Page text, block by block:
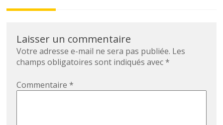
Laisser un commentaire
Votre adresse e-mail ne sera pas publiée. Les
champs obligatoires sont indiqués avec*
Commentaire*